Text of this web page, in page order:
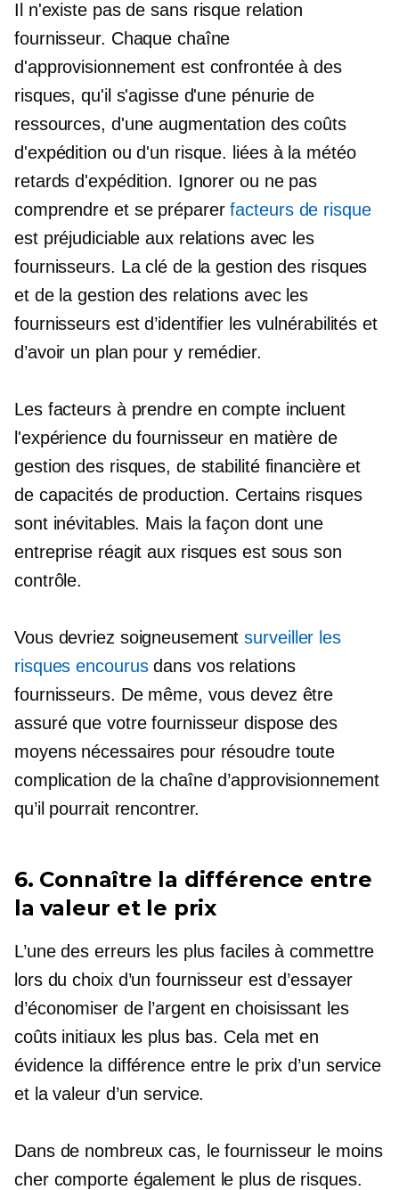
Il n'existe pas desans risque relation
fournisseur. Chaque chaîne
d'approvisionnement est confrontée à des
risques, qu'il s'agisse d'une pénurie de
ressources, d'une augmentation des coûts
d'expédition ou d'un risque. liées à la météo
retards d'expédition. Ignorer ou ne pas
comprendre et se préparerfacteurs de risque
est préjudiciable aux relations avec les
fournisseurs. La clé de la gestion des risques
et de la gestion des relations avec les
fournisseurs est d’identifier les vulnérabilités et
d’avoir un plan pour y remédier.
Les facteurs à prendre en compte incluent
l'expérience du fournisseur en matière de
gestion des risques, de stabilité financière et
de capacités de production. Certains risques
sont inévitables. Mais la façon dont une
entreprise réagit aux risques est sous son
contrôle.
Vous devriez soigneusementsurveiller les
risques encourusdans vos relations
fournisseurs. De même, vous devez être
assuré que votre fournisseur dispose des
moyens nécessaires pour résoudre toute
complication de la chaîne d’approvisionnement
qu’il pourrait rencontrer.
6. Connaître la différence entre
la valeur et le prix
L’une des erreurs les plus faciles à commettre
lors du choix d’un fournisseur est d’essayer
d’économiser de l’argent en choisissant les
coûts initiaux les plus bas. Cela met en
évidence la différence entre le prix d’un service
et la valeur d’un service.
Dans de nombreux cas, le fournisseur le moins
cher comporte également le plus de risques.